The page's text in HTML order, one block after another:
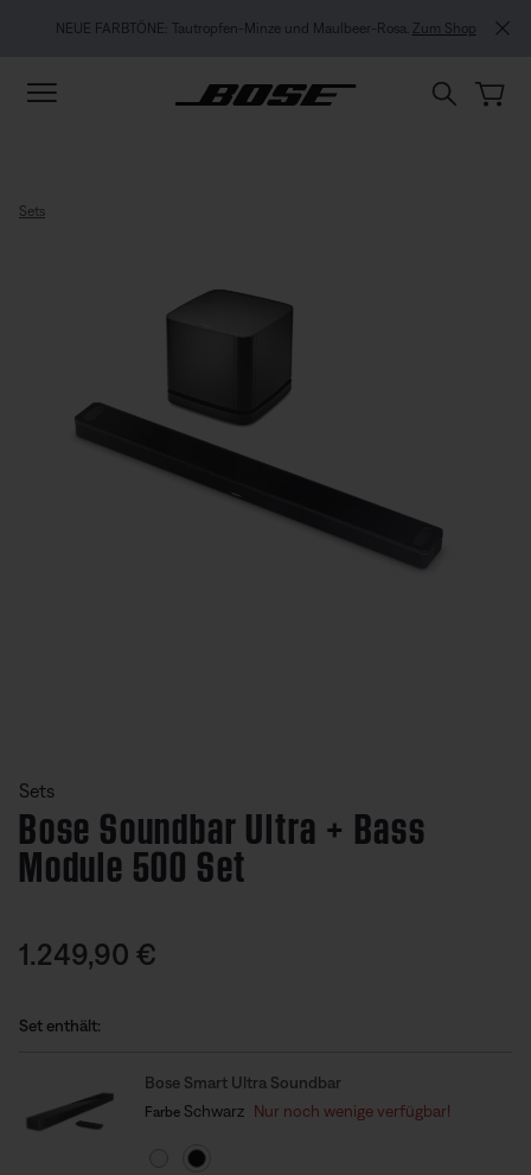
NEUE FARBTÖNE: Tautropfen-Minze und Maulbeer-Rosa. Zum Shop
Sets
Sets
Bose Soundbar Ultra + Bass
Module 500 Set
Preis:
1.249,90 €
Set enthält:
Bose Smart Ultra Soundbar
Farbe auswählen
Gewählt
Farbe Schwarz Nur noch wenige verfügbar!